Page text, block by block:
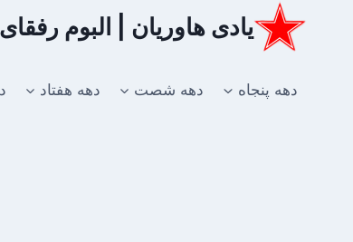
یادی هاوریان | البوم
دهه پنجاه دهه شصت دهه هفتاد